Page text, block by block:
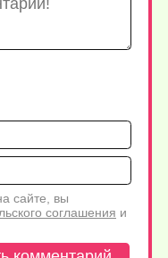
Имя*
сайте, вы
соглашения и